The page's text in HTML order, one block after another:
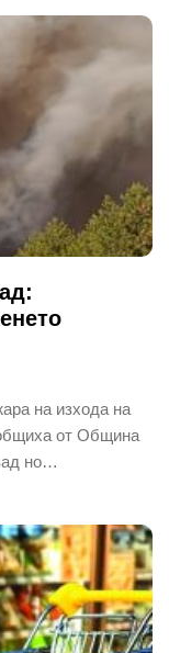
на изхода на
от Община
но…